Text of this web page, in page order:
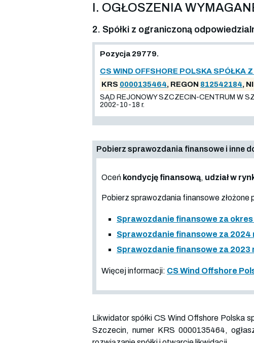
I. OGŁOSZENIA
2. Spółki z ograniczoną
Pozycja 29779.
CS WIND OFFSHORE POLSKA SPÓŁKA
KRS 0000135464, REGON 812542184,
SĄD REJONOWY SZCZECIN-CENTRUM W
2002-10-18 r.
Pobierz sprawozdania finansowe i inne
Oceń kondycję finansową, udział w
Pobierz sprawozdania finansowe
Sprawozdanie finansowe za
Sprawozdanie finansowe za 2024
Sprawozdanie finansowe za 2023
Więcej informacji: CS Wind Offshore
Likwidator spółki CS Wind Offshore Polska
Szczecin, numer KRS 0000135464,